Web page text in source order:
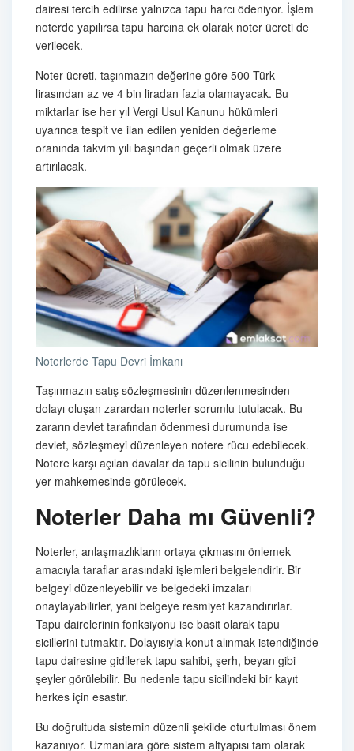
dairesi tercih edilirse yalnızca tapu harcı ödeniyor. İşlem
noterde yapılırsa tapu harcına ek olarak noter ücreti de
verilecek.
Noter ücreti, taşınmazın değerine göre 500 Türk
lirasından az ve 4 bin liradan fazla olamayacak. Bu
miktarlar ise her yıl Vergi Usul Kanunu hükümleri
uyarınca tespit ve ilan edilen yeniden değerleme
oranında takvim yılı başından geçerli olmak üzere
artırılacak.
Noterlerde Tapu Devri İmkanı
Taşınmazın satış sözleşmesinin düzenlenmesinden
dolayı oluşan zarardan noterler sorumlu tutulacak. Bu
zararın devlet tarafından ödenmesi durumunda ise
devlet, sözleşmeyi düzenleyen notere rücu edebilecek.
Notere karşı açılan davalar da tapu sicilinin bulunduğu
yer mahkemesinde görülecek.
Noterler Daha mı Güvenli?
Noterler, anlaşmazlıkların ortaya çıkmasını önlemek
amacıyla taraflar arasındaki işlemleri belgelendirir. Bir
belgeyi düzenleyebilir ve belgedeki imzaları
onaylayabilirler, yani belgeye resmiyet kazandırırlar.
Tapu dairelerinin fonksiyonu ise basit olarak tapu
sicillerini tutmaktır. Dolayısıyla konut alınmak istendiğinde
tapu dairesine gidilerek tapu sahibi, şerh, beyan gibi
şeyler görülebilir. Bu nedenle tapu sicilindeki bir kayıt
herkes için esastır.
Bu doğrultuda sistemin düzenli şekilde oturtulması önem
kazanıyor. Uzmanlara göre sistem altyapısı tam olarak